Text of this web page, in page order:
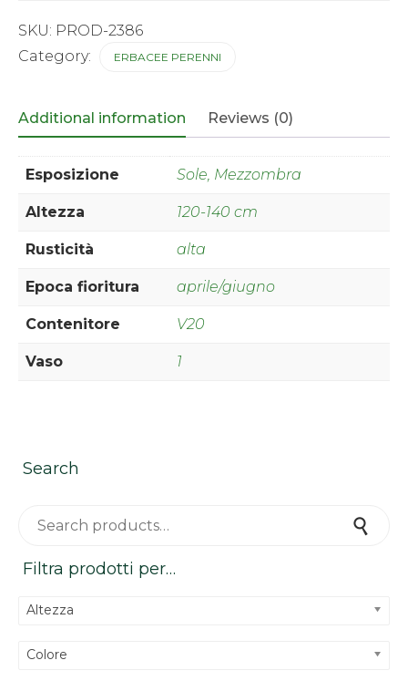
SKU: PROD-2386
Category:
ERBACEE PERENNI
Additional information Reviews (0)
Esposizione Sole, Mezzombra
Altezza 120-140 cm
Rusticità alta
Epoca fioritura aprile/giugno
Contenitore V20
Vaso 1
Search
Filtra prodotti per…
Altezza
Colore